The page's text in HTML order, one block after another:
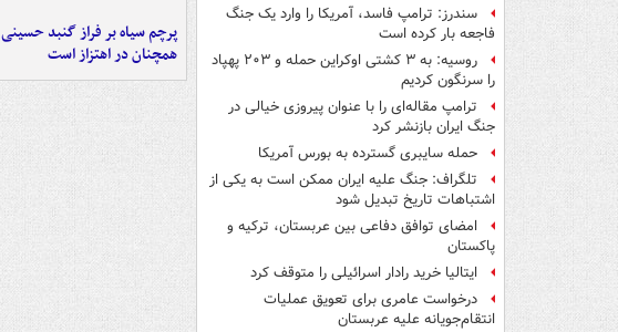
سندرز: ترامپ فاسد، آمریکا را وارد یک جنگ
فاجعه بار کرده است
روسیه: به ۳ کشتی اوکراین حمله و ۲۰۳ پهپاد
را سرنگون کردیم
ترامپ مقاله‌ای را با عنوان پیروزی خیالی در
جنگ ایران بازنشر کرد
حمله سایبری گسترده به بورس آمریکا
تلگراف: جنگ علیه ایران ممکن است به یکی از
اشتباهات تاریخ تبدیل شود
امضای توافق دفاعی بین عربستان، ترکیه و
پاکستان
ایتالیا خرید رادار اسرائیلی را متوقف کرد
درخواست عامری برای تعویق عملیات
انتقام‌جویانه علیه عربستان
پرچم سیاه بر فراز گنبد حسینی
همچنان در اهتزاز است